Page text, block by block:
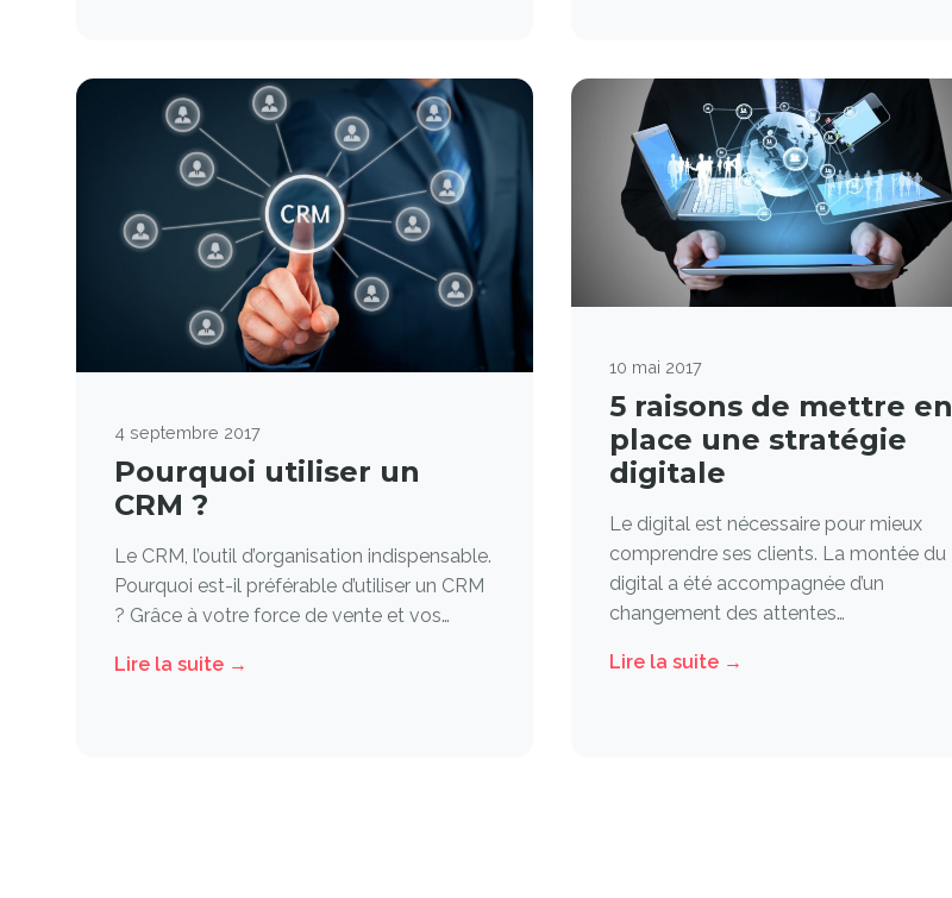
4 septembre 2017
Pourquoi utiliser un
CRM ?
Le CRM, l’outil d’organisation indispensable.
Pourquoi est-il préférable d’utiliser un CRM
? Grâce à votre force de vente et vos…
Lire la suite →
10 mai 2017
5 raisons de mettre en
place une stratégie
digitale
Le digital est nécessaire pour mieux
comprendre ses clients. La montée du
digital a été accompagnée d’un
changement des attentes…
Lire la suite →